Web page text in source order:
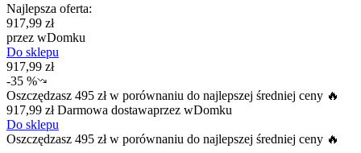
Najlepsza oferta:
917,99 zł
przez wDomku
Do sklepu
917,99 zł
-35 %
Oszczędzasz 495 złw porównaniu do najlepszej średniej ceny 🔥
917,99 złDarmowa dostawaprzez wDomku
Do sklepu
Oszczędzasz 495 złw porównaniu do najlepszej średniej ceny 🔥